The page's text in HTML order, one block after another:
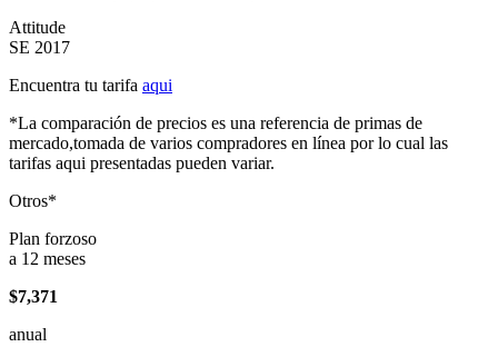
Attitude
SE 2017
Encuentra tu tarifa aqui
*La comparación de precios es una referencia de primas de
mercado,tomada de varios compradores en línea por lo cual las
tarifas aqui presentadas pueden variar.
Otros*
Plan forzoso
a 12 meses
$7,371
anual